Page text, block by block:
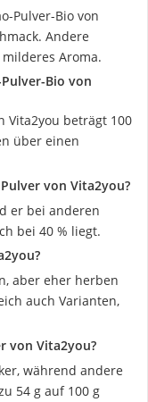
Pulver-Bio von
Andere
Aroma.
Bio von
Vita2you beträgt 100
über einen
von Vita2you?
er bei anderen
bei 40 % liegt.
aber eher herben
auch Varianten,
von Vita2you?
während andere
54 g auf 100 g